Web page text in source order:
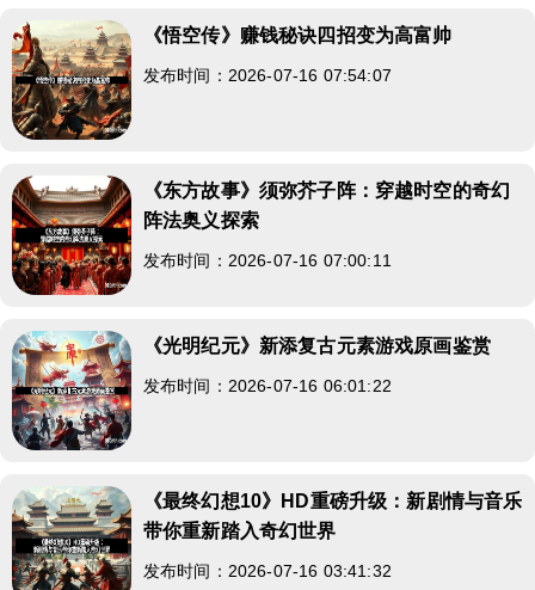
《悟空传》赚钱秘诀四招变为高富帅
发布时间：2026-07-16 07:54:07
《东方故事》须弥芥子阵：穿越时空的奇幻
阵法奥义探索
发布时间：2026-07-16 07:00:11
《光明纪元》新添复古元素游戏原画鉴赏
发布时间：2026-07-16 06:01:22
《最终幻想10》HD重磅升级：新剧情与音乐
带你重新踏入奇幻世界
发布时间：2026-07-16 03:41:32